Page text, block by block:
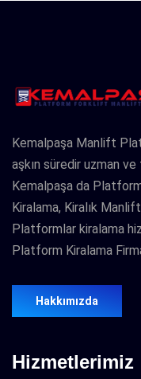
Kemalpaşa Manlift
aşkın süredir uzman
Kemalpaşa da
Kiralama, Kiralık
Platformlar kiralama
Platform Kiralama
Hakkımızda
Hizmetlerimiz